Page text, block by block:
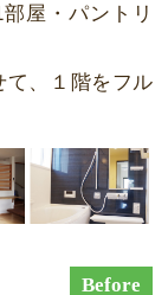
屋・パントリ
て、１階をフル
た。